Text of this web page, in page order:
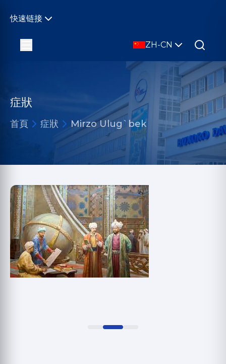
快速链接
ZH-CN
症狀
首頁 症狀 Mirzo Ulug`bek